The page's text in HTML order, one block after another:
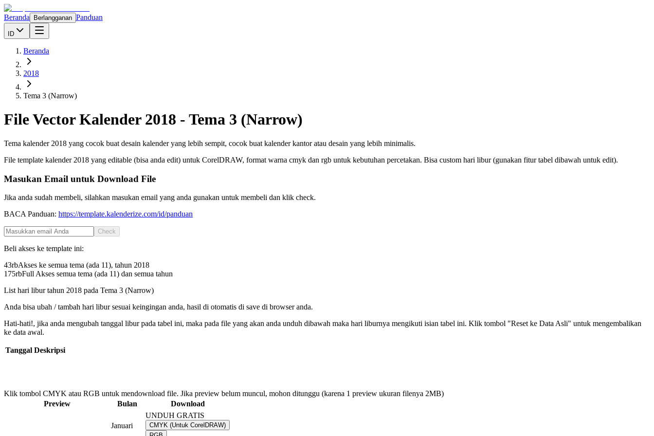
Beranda Berlangganan Panduan
ID
Beranda
2018
Tema 3 (Narrow)
File Vector Kalender 2018 - Tema 3 (Narrow)
Tema kalender 2018 yang cocok buat desain kalender yang lebih sempit, cocok buat kalender kantor atau desain yang lebih minimalis.
File template kalender 2018 yang editable (bisa anda edit) untuk CorelDRAW, format warna cmyk dan rgb untuk kebutuhan percetakan. Bisa custom hari libur (gunakan fitur tabel dibawah untuk edit).
Masukan Email untuk Download File
Jika anda sudah membeli, silahkan masukan email yang anda gunakan untuk membeli dan klik check.
BACA Panduan: https://template.kalenderize.com/id/panduan
Check
Beli akses ke template ini:
43rbAkses ke semua tema (ada 11), tahun 2018
175rbFull Akses semua tema (ada 11) dan semua tahun
List hari libur tahun 2018 pada Tema 3 (Narrow)
Anda bisa ubah / tambah hari libur sesuai keingingan anda, hasil di otomatis di save di browser anda.
Hati-hati!, jika anda mengubah tanggal libur pada tabel ini, maka pada file yang akan anda unduh dibawah maka hari liburnya mengikuti isian tabel ini. Klik tombol "Reset ke Data Asli" untuk mengembalikan
ke data awal.
Tanggal Deskripsi
Klik tombol CMYK atau RGB untuk mendownload file. Jika preview belum muncul, mohon ditunggu (karena 1 preview ukuran filenya 2MB)
Preview
Bulan Download
Januari
UNDUH GRATIS
CMYK (Untuk CorelDRAW)